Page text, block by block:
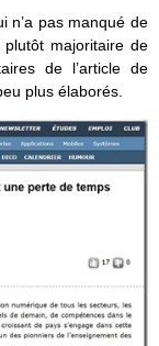
n’a pas manqué de
majoritaire de
de l’article de
plus élaborés.